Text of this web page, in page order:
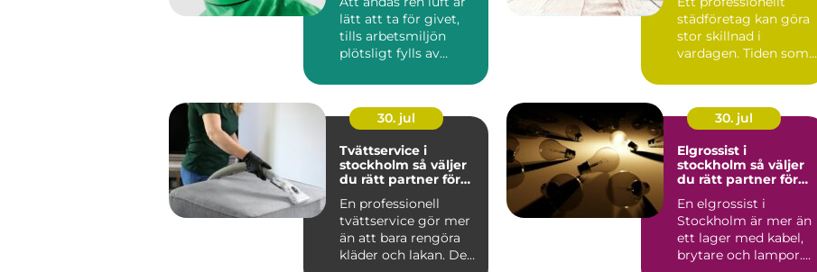
lätt att ta för givet,
tills arbetsmiljön
plötsligt fylls av
städföretag kan göra
stor skillnad i
vardagen. Tiden som
ordn...
30. jul
Tvättservice i
stockholm så väljer
du rätt partner för
En professionell
tvättservice gör mer
än att bara rengöra
kläder och lakan. Den
30. jul
Elgrossist i
stockholm så väljer
du rätt partner för
belysning
En elgrossist i
Stockholm är mer än
ett lager med kabel,
brytare och lampor.